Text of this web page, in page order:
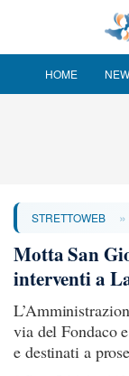
HOME
STRETTOWEB »
Motta San
interventi a
via del Fondaco
e destinati a